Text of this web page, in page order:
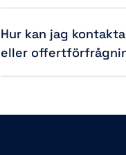
Hur kan jag
eller